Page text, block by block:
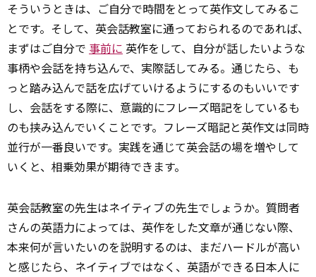
そういうときは、ご自分で時間をとって英作文してみるこ
とです。そして、英会話教室に通っておられるのであれば、
まずはご自分で 事前に 英作をして、自分が話したいような
事柄や会話を持ち込んで、実際話してみる。通じたら、も
っと踏み込んで話を広げていけるようにするのもいいです
し、会話をする際に、意識的にフレーズ暗記をしているも
のも挟み込んでいくことです。フレーズ暗記と英作文は同時
並行が一番良いです。実践を通じて英会話の場を増やして
いくと、相乗効果が期待できます。
英会話教室の先生はネイティブの先生でしょうか。質問者
さんの英語力によっては、英作をした文章が通じない際、
本来何が言いたいのを説明するのは、まだハードルが高い
と感じたら、ネイティブではなく、英語ができる日本人に